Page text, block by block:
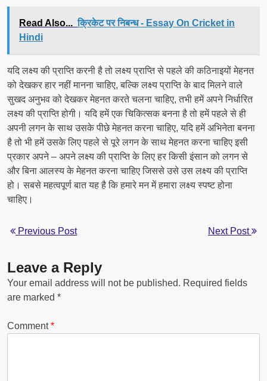
Read Also... क्रिकेट पर निबन्ध - Essay On Cricket in
Hindi
यदि लक्ष्य की प्राप्ति करनी है तो लक्ष्य प्राप्ति से पहले की कठिनाइयों मेहनत
को देखकर हार नहीं मानना चाहिए, बल्कि लक्ष्य प्राप्ति के बाद मिलने वाले
सुखद अनुभव को देखकर मेहनत करते चलना चाहिए, तभी हमें अपने निर्धारित
लक्ष्य की प्राप्ति होगी। यदि हमें एक चिकित्सक बनना है तो हमें पहले से ही
अपनी लगन के साथ उसके पीछे मेहनत करना चाहिए, यदि हमें अभिनेता बनना
है तो भी हमें उसके लिए पहले से पूरे लगन के साथ मेहनत करना चाहिए इसी
प्रकार अपने – अपने लक्ष्य की प्राप्ति के लिए हर किसी इंसान को लगन से
और बिना आलस्य के मेहनत करना चाहिए जिससे उसे उस लक्ष्य की प्राप्ति
हो। सबसे महत्वपूर्ण बात यह है कि हमारे मन में हमारा लक्ष्य स्पष्ट होना
चाहिए।
Previous Post Next Post
Leave a Reply
Your email address will not be published. Required fields
are marked *
Comment*